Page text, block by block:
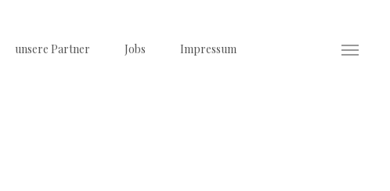
unsere Partner Jobs Impressum Menu